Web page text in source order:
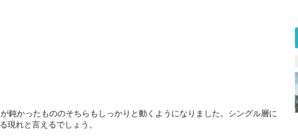
鈍かったもののそちらもしっかりと動くようになりました。シングル層に
現れと言えるでしょう。